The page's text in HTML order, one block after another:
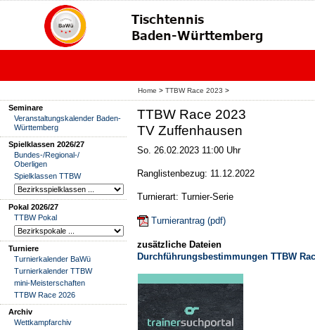
Home > TTBW Race 2023 >
Seminare
Veranstaltungskalender Baden-
Württemberg
Spielklassen 2026/27
Bundes-/Regional-/
Oberligen
Spielklassen TTBW
Pokal 2026/27
TTBW Pokal
Turniere
Turnierkalender BaWü
Turnierkalender TTBW
mini-Meisterschaften
TTBW Race 2026
Archiv
Wettkampfarchiv
TTBW Race 2023
TV Zuffenhausen
So. 26.02.2023 11:00 Uhr
Ranglistenbezug: 11.12.2022
Turnierart: Turnier-Serie
Turnierantrag (pdf)
zusätzliche Dateien
Durchführungsbestimmungen TTBW